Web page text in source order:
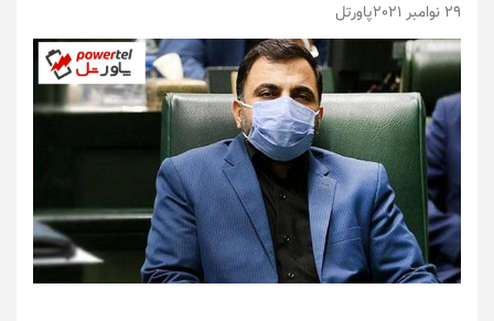
29 نوامبر 2021 پاورتل